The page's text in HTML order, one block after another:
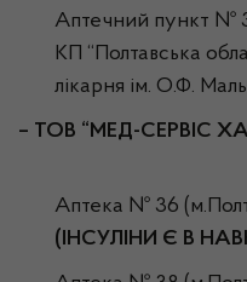
Аптечний пункт № 3
КП “Полтавська
лікарня ім. О.Ф.
– ТОВ “МЕД-СЕРВІС
Аптека № 36
(ІНСУЛІНИ Є В